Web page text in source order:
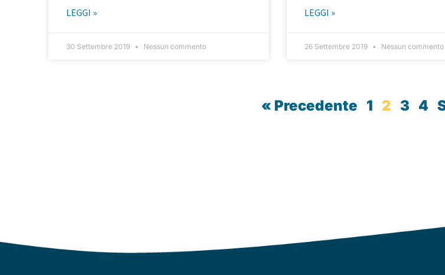
LEGGI »
30 Settembre 2019 Nessun commento
LEGGI »
26 Settembre 2019 Nessun commento
« Precedente 1 2 3 4